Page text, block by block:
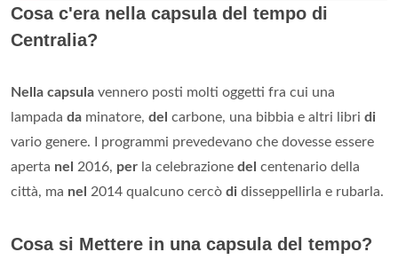
Cosa c'era nella capsula del tempo di
Centralia?
Nella capsula vennero posti molti oggetti fra cui una
lampada da minatore, del carbone, una bibbia e altri libri di
vario genere. I programmi prevedevano che dovesse essere
aperta nel 2016, per la celebrazione del centenario della
città, ma nel 2014 qualcuno cercò di disseppellirla e rubarla.
Cosa si Mettere in una capsula del tempo?